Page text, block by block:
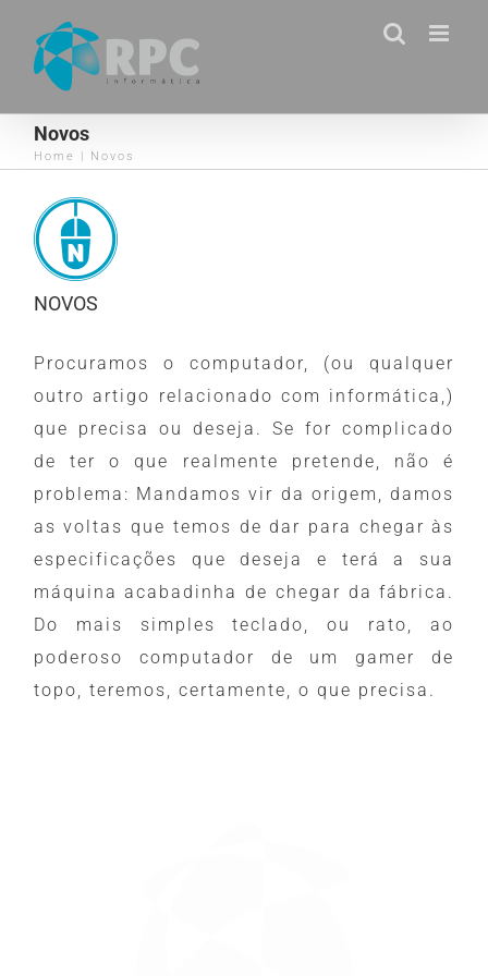
content
Novos
Home Novos
NOVOS
Procuramos o computador, (ou qualquer
outro artigo relacionado com informática,)
que precisa ou deseja. Se for complicado
de ter o que realmente pretende, não é
problema: Mandamos vir da origem, damos
as voltas que temos de dar para chegar às
especificações que deseja e terá a sua
máquina acabadinha de chegar da fábrica.
Do mais simples teclado, ou rato, ao
poderoso computador de um gamer de
topo, teremos, certamente, o que precisa.